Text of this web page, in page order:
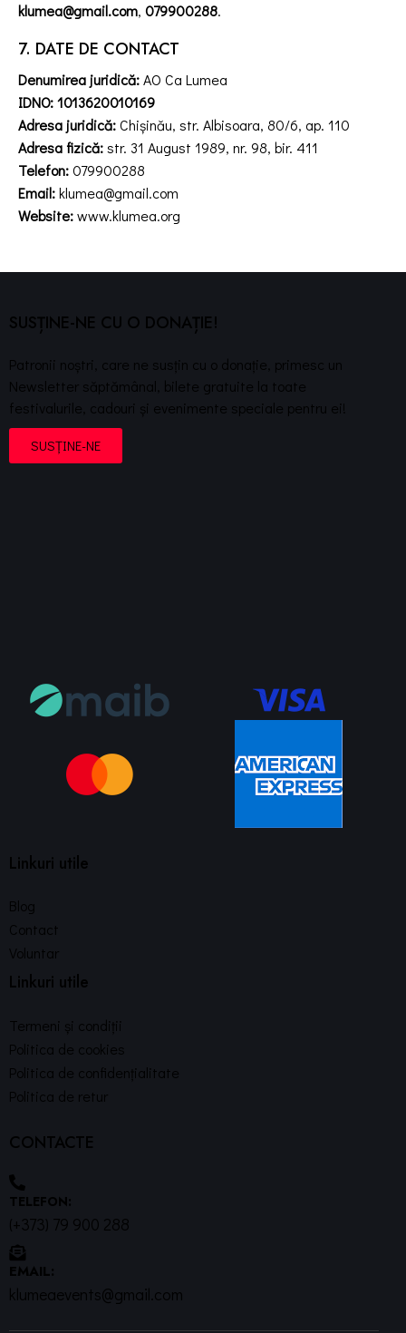
klumea@gmail.com, 079900288.
7. DATE DE CONTACT
Denumirea juridică:AO Ca Lumea
IDNO:1013620010169
Adresa juridică:Chișinău, str. Albisoara, 80/6, ap. 110
Adresa fizică:str. 31 August 1989, nr. 98, bir. 411
Telefon:079900288
Email:klumea@gmail.com
Website:www.klumea.org
SUSȚINE-NE CU O DONAȚIE!
Patronii noștri, care ne susțin cu o donație, primesc un
Newsletter săptămânal, bilete gratuite la toate
festivalurile, cadouri și evenimente speciale pentru ei!
SUSȚINE-NE
Linkuri utile
Blog
Contact
Voluntar
Linkuri utile
Termeni și condiții
Politica de cookies
Politica de confidențialitate
Politica de retur
CONTACTE
TELEFON:
(+373) 79 900 288
EMAIL:
klumeaevents@gmail.com